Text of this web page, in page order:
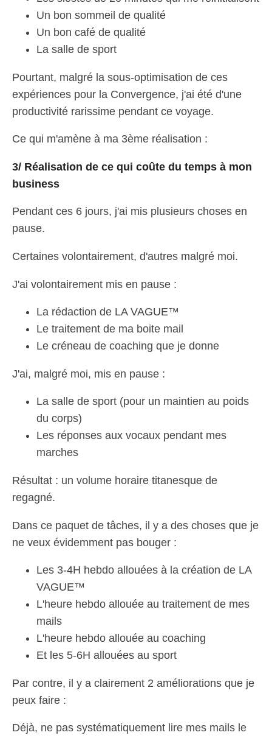
Un bon sommeil de qualité
Un bon café de qualité
La salle de sport
Pourtant, malgré la sous-optimisation de ces
expériences pour la Convergence, j'ai été d'une
productivité rarissime pendant ce voyage.
Ce qui m'amène à ma 3ème réalisation :
3/ Réalisation de ce qui coûte du temps à mon
business
Pendant ces 6 jours, j'ai mis plusieurs choses en
pause.
Certaines volontairement, d'autres malgré moi.
J'ai volontairement mis en pause :
La rédaction de LA VAGUE™
Le traitement de ma boite mail
Le créneau de coaching que je donne
J'ai, malgré moi, mis en pause :
La salle de sport (pour un maintien au poids
du corps)
Les réponses aux vocaux pendant mes
marches
Résultat : un volume horaire titanesque de
regagné.
Dans ce paquet de tâches, il y a des choses que je
ne veux évidemment pas bouger :
Les 3-4H hebdo allouées à la création de LA
VAGUE™
L'heure hebdo allouée au traitement de mes
mails
L'heure hebdo allouée au coaching
Et les 5-6H allouées au sport
Par contre, il y a clairement 2 améliorations que je
peux faire :
Déjà, ne pas systématiquement lire mes mails le